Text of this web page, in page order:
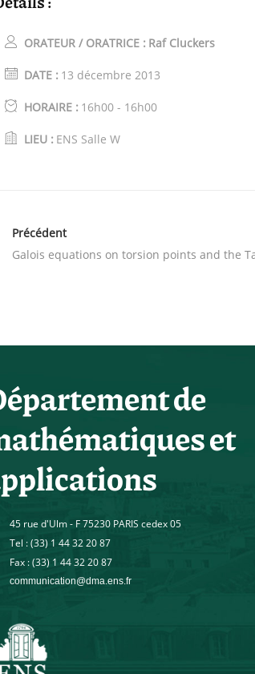
ORATEUR / ORATRICE : Raf Cluckers
DATE : 13 décembre 2013
HORAIRE : 16h00 - 16h00
LIEU : ENS Salle W
Précédent
Galois equations on torsion points and the
de
et
45 rue d'Ulm - F 75230 PARIS cedex 05
Tel : (33) 1 44 32 20 87
Fax : (33) 1 44 32 20 87
communication@dma.ens.fr